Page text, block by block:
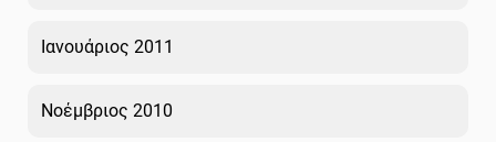
Ιανουάριος 2011
Νοέμβριος 2010